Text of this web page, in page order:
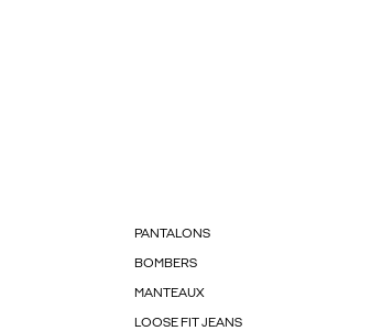
PANTALONS
BOMBERS
MANTEAUX
LOOSE FIT JEANS